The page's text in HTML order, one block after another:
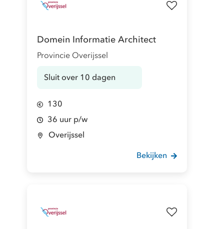
Domein Informatie Architect
Provincie Overijssel
Sluit over 10 dagen
130
36 uur p/w
Overijssel
Bekijken